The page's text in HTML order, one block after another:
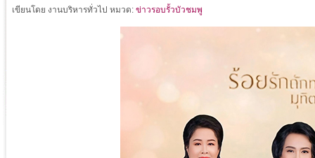
เขียนโดย งานบริหารทั่วไป หมวด: ข่าวรอบรั้วบัวชมพู